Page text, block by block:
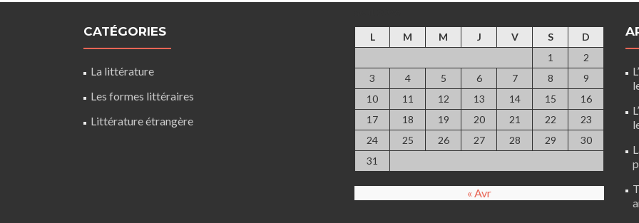
CATÉGORIES
La littérature
Les formes littéraires
Littérature étrangère
L M M J V S
D
1
2
3
4 5 6 7 8
9
10
11 12 13 14 15
16
17
18 19 20 21 22
23
24
25 26 27 28 29
30
31
« Avr